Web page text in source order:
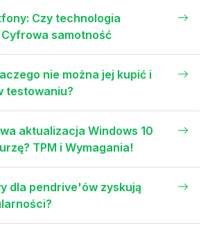
Czy technologia
samotność
nie można jej kupić i
testowaniu?
aktualizacja Windows 10
TPM i Wymagania!
dla pendrive'ów zyskują